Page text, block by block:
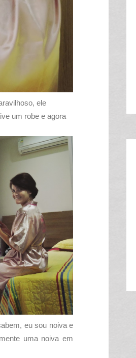
ele
um robe e agora
eu sou noiva e
uma noiva em